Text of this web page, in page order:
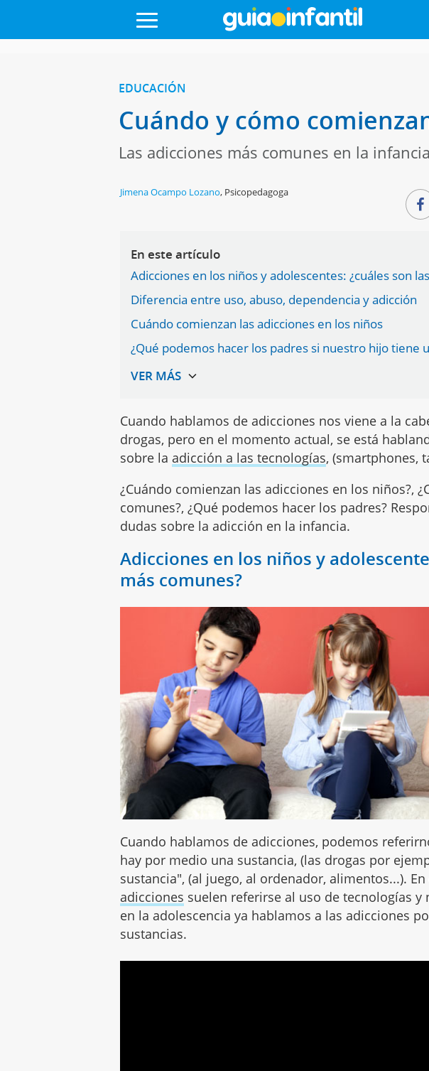
EDUCACIÓN
Cuándo y cómo
Las adicciones más comunes en la
Jimena Ocampo Lozano, Psicopedagoga
En este artículo
Adicciones en los niños y adolescentes: ¿cuáles son
Diferencia entre uso, abuso, dependencia y adicción
Cuándo comienzan las adicciones en los niños
¿Qué podemos hacer los padres si nuestro hijo tiene
Cuando hablamos de adicciones nos viene a la
drogas, pero en el momento actual, se está
sobre la adicción a las tecnologías, (smartphones,
¿Cuándo comienzan las adicciones en los niños?,
comunes?, ¿Qué podemos hacer los padres?
dudas sobre la adicción en la infancia.
Adicciones en los niños y
más comunes?
Cuando hablamos de adicciones, podemos
hay por medio una sustancia, (las drogas por
sustancia", (al juego, al ordenador, alimentos...).
adicciones suelen referirse al uso de tecnologías y
en la adolescencia ya hablamos a las adicciones
sustancias.